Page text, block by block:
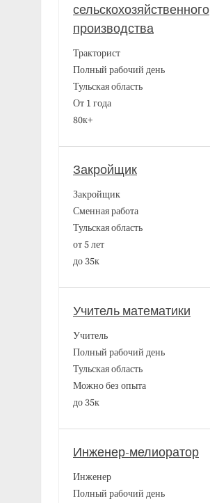
сельскохозяйственного
производства
Тракторист
Полный рабочий день
Тульская область
От 1 года
80к+
Закройщик
Закройщик
Сменная работа
Тульская область
от 5 лет
до 35к
Учитель математики
Учитель
Полный рабочий день
Тульская область
Можно без опыта
до 35к
Инженер-мелиоратор
Инженер
Полный рабочий день